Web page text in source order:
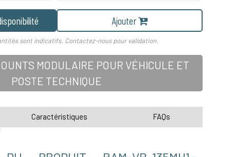
Ajouter
sont indicatifs. Contactez-nous pour validation.
MODULAIRE POUR VÉHICULE ET
POSTE TECHNIQUE
Caractéristiques FAQs